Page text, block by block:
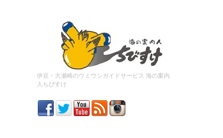
伊豆・大瀬崎のウミウシガイドサービス 海の案内
人ちびすけ